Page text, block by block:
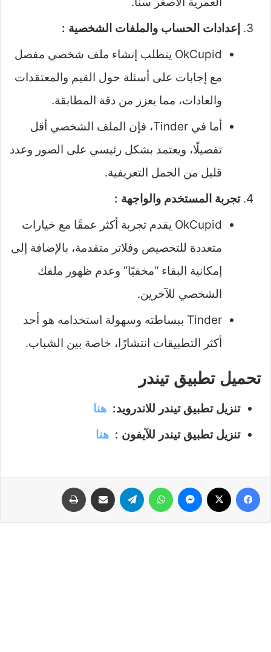
إعدادات الحساب والملفات الشخصية :
OkCupid يتطلب إنشاء ملف شخصي مفصل
مع إجابات على أسئلة حول القيم والمعتقدات
والعادات، مما يعزز من دقة المطابقة.
أما في Tinder، فإن الملف الشخصي أقل
تفصيلًا، ويعتمد بشكل رئيسي على الصور وعدد
قليل من الجمل التعريفية.
تجربة المستخدم والواجهة :
OkCupid يقدم تجربة أكثر عمقًا مع خيارات
متعددة للتخصيص وفلاتر متقدمة، بالإضافة إلى
إمكانية البقاء “مخفيًا” وعدم ظهور ملفك
الشخصي للآخرين.
Tinder ببساطته وسهولة استخدامه هو أحد
أكثر التطبيقات انتشارًا، خاصة بين الشباب.
تحميل تطبيق تيندر
تنزيل تطبيق تيندر للاندرويد: هنا
تنزيل تطبيق تيندر للآيفون : هنا
فيسبوك ماسنجر واتساب تيلقرام مشاركة عبر البريد